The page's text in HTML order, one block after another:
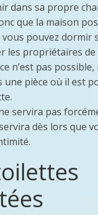
dans sa propre
que la maison
pouvez dormir
les propriétaires
n’est pas
une pièce où il est
servira pas
dès lors que